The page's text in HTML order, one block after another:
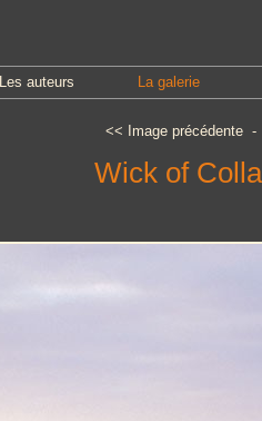
Les auteurs La galerie
<< Image précédente
Wick of